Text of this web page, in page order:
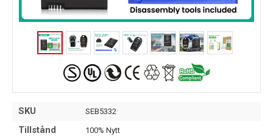
SKU SEB5332
Tillstånd 100% Nytt